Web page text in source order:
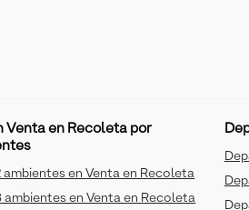
Venta en Recoleta por
en Venta en Recoleta
ambientes en Venta en Recoleta